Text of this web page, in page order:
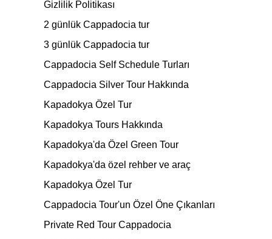
Gizlilik Politikası
2 günlük Cappadocia tur
3 günlük Cappadocia tur
Cappadocia Self Schedule Turları
Cappadocia Silver Tour Hakkında
Kapadokya Özel Tur
Kapadokya Tours Hakkında
Kapadokya'da Özel Green Tour
Kapadokya'da özel rehber ve araç
Kapadokya Özel Tur
Cappadocia Tour'un Özel Öne Çıkanları
Private Red Tour Cappadocia